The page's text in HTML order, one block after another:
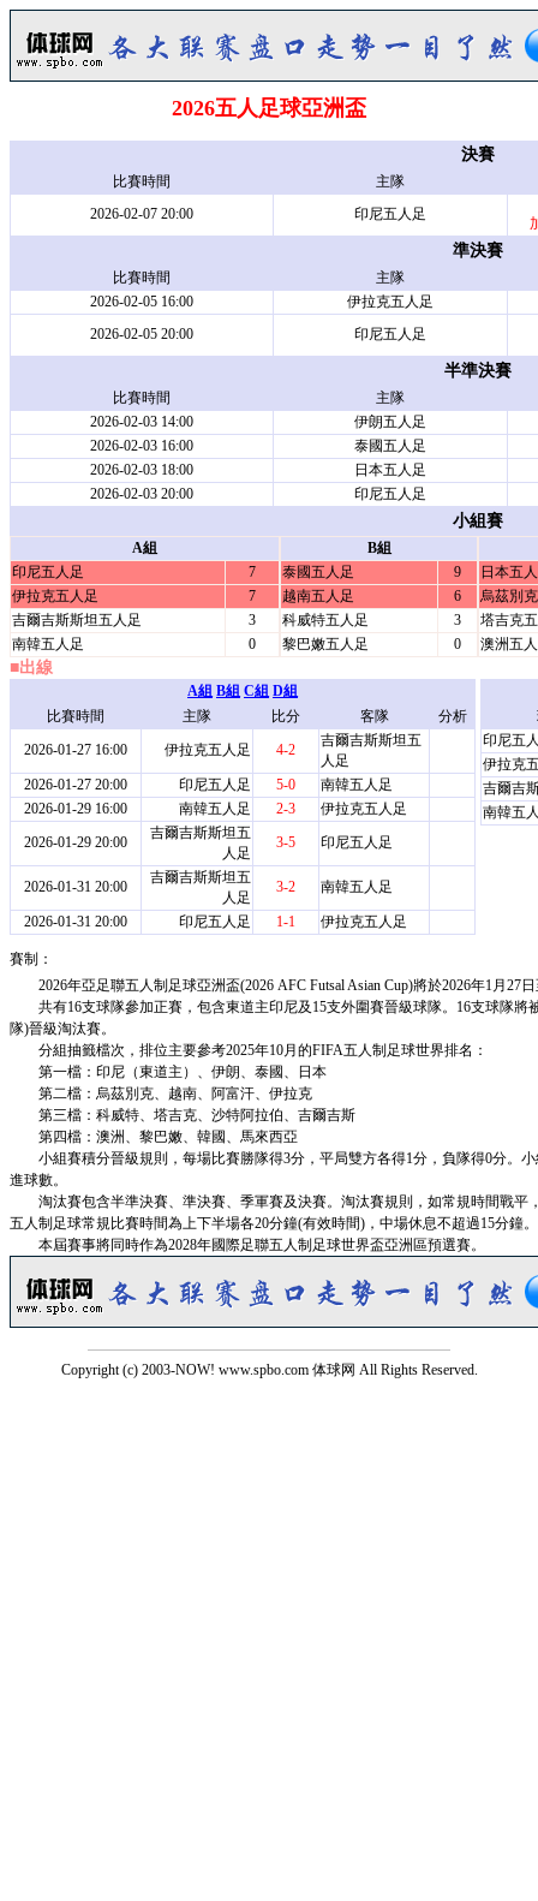
2026五人足球亞洲盃
決賽
比賽時間
主隊
2026-02-07 20:00
印尼五人足
準決賽
比賽時間
主隊
2026-02-05 16:00
伊拉克五人足
2026-02-05 20:00
印尼五人足
半準決賽
比賽時間
主隊
2026-02-03 14:00
伊朗五人足
2026-02-03 16:00
泰國五人足
2026-02-03 18:00
日本五人足
2026-02-03 20:00
印尼五人足
小組賽
A組
印尼五人足
7
伊拉克五人足
7
吉爾吉斯斯坦五人足
3
南韓五人足
0
B組
泰國五人足
9
越南五人足
6
科威特五人足
3
黎巴嫩五人足
0
日本五
烏茲別
塔吉克
澳洲五
■出線
A組 B組 C組 D組
比賽時間
主隊 比分 客隊
分析
2026-01-27 16:00
伊拉克五人足 4-2
吉爾吉斯斯坦五
人足
2026-01-27 20:00
印尼五人足 5-0
南韓五人足
2026-01-29 16:00
南韓五人足 2-3
伊拉克五人足
2026-01-29 20:00
吉爾吉斯斯坦五
人足
3-5 印尼五人足
2026-01-31 20:00
吉爾吉斯斯坦五
人足
3-2 南韓五人足
2026-01-31 20:00 印尼五人足 1-1 伊拉克五人足
印尼五
伊拉克
吉爾吉
南韓五
賽制：
2026年亞足聯五人制足球亞洲盃(2026 AFC Futsal Asian Cup)將於2026年1月27
共有16支球隊參加正賽，包含東道主印尼及15支外圍賽晉級球隊。16支球隊將
隊)晉級淘汰賽。
分組抽籤檔次，排位主要參考2025年10月的FIFA五人制足球世界排名：
第一檔：印尼（東道主）、伊朗、泰國、日本
第二檔：烏茲別克、越南、阿富汗、伊拉克
第三檔：科威特、塔吉克、沙特阿拉伯、吉爾吉斯
第四檔：澳洲、黎巴嫩、韓國、馬來西亞
小組賽積分晉級規則，每場比賽勝隊得3分，平局雙方各得1分，負隊得0分。
進球數。
淘汰賽包含半準決賽、準決賽、季軍賽及決賽。淘汰賽規則，如常規時間戰平
五人制足球常規比賽時間為上下半場各20分鐘(有效時間)，中場休息不超過15分鐘。
本屆賽事將同時作為2028年國際足聯五人制足球世界盃亞洲區預選賽。
Copyright (c) 2003-NOW! www.spbo.com 体球网 All Rights Reserved.